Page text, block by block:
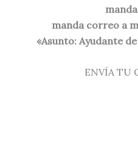
manda correo a
«Asunto: Ayudante
ENVÍA TU